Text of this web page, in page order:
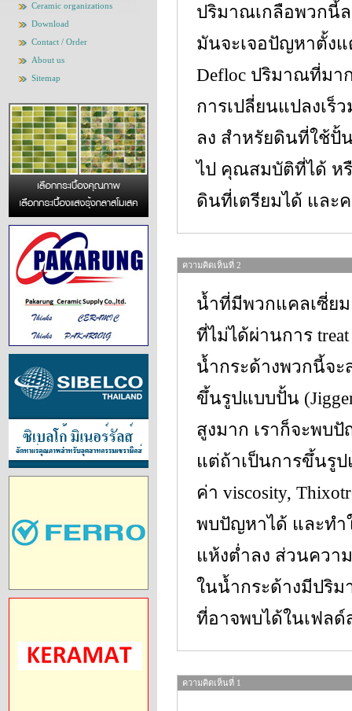
Ceramic organizations
Download
Contact / Order
About us
Sitemap
ปริมาณเกลือพวกนี้ล
มันจะเจอปัญหาตั้ง
Defloc ปริมาณที่ม
การเปลี่ยนแปลงเร็
ลง สำหรัยดินที่ใช้
ไป คุณสมบัติที่ได้ ห
ดินที่เตรียมได้ และ
ความคิดเห็นที่ 2
น้ำที่มีพวกแคลเซี่ย
ที่ไม่ได้ผ่านการ treat
น้ำกระด้างพวกนี้จะ
ขึ้นรูปแบบปั้น
สูงมาก เราก็จะพบ
แต่ถ้าเป็นการขึ้นรู
ค่า viscosity,
พบปัญหาได้ และทำ
แห้งต่ำลง ส่วนควา
ในน้ำกระด้างมีปริม
ที่อาจพบได้ในเฟล
ความคิดเห็นที่ 1